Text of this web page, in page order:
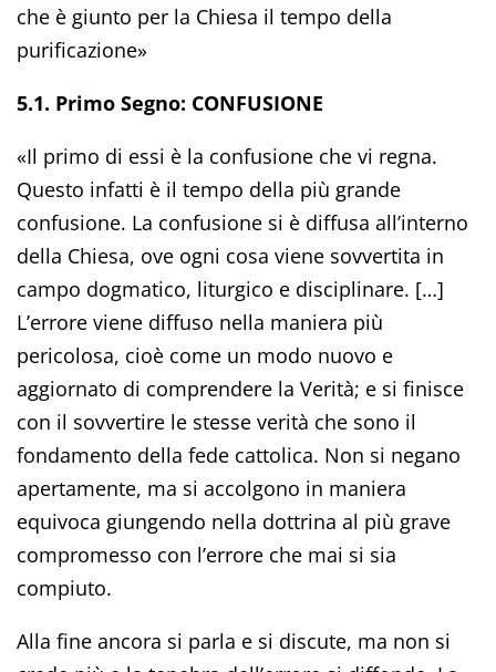
che è giunto per la Chiesa il tempo della
purificazione»
5.1. Primo Segno: CONFUSIONE
«Il primo di essi è la confusione che vi regna.
Questo infatti è il tempo della più grande
confusione. La confusione si è diffusa all’interno
della Chiesa, ove ogni cosa viene sovvertita in
campo dogmatico, liturgico e disciplinare. […]
L’errore viene diffuso nella maniera più
pericolosa, cioè come un modo nuovo e
aggiornato di comprendere la Verità; e si finisce
con il sovvertire le stesse verità che sono il
fondamento della fede cattolica. Non si negano
apertamente, ma si accolgono in maniera
equivoca giungendo nella dottrina al più grave
compromesso con l’errore che mai si sia
compiuto.
Alla fine ancora si parla e si discute, ma non si